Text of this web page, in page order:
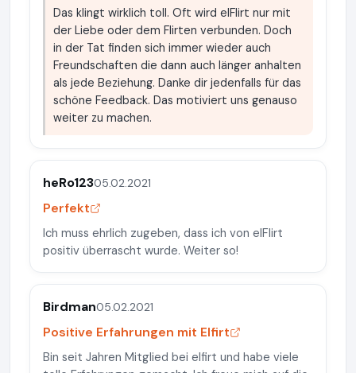
Das klingt wirklich toll. Oft wird elFlirt nur mit
der Liebe oder dem Flirten verbunden. Doch
in der Tat finden sich immer wieder auch
Freundschaften die dann auch länger anhalten
als jede Beziehung. Danke dir jedenfalls für das
schöne Feedback. Das motiviert uns genauso
weiter zu machen.
heRo12305.02.2021
Perfekt
Ich muss ehrlich zugeben, dass ich von elFlirt
positiv überrascht wurde. Weiter so!
Birdman05.02.2021
Positive Erfahrungen mit Elfirt
Bin seit Jahren Mitglied bei elfirt und habe viele